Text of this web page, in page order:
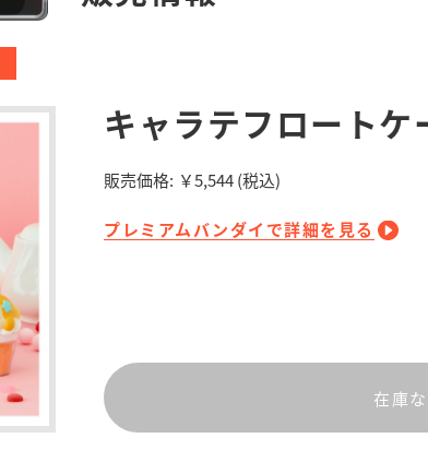
キャラテフロート
販売価格: ￥5,544(税込)
プレミアムバンダイで詳細を見る
在庫